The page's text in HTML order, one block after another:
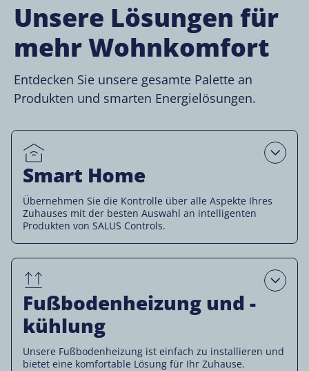
Unsere Lösungen für
mehr Wohnkomfort
Entdecken Sie unsere gesamte Palette an
Produkten und smarten Energielösungen.
Smart Home
Übernehmen Sie die Kontrolle über alle Aspekte Ihres
Zuhauses mit der besten Auswahl an intelligenten
Produkten von SALUS Controls.
Open
Fußbodenheizung und -
kühlung
Unsere Fußbodenheizung ist einfach zu installieren und
bietet eine komfortable Lösung für Ihr Zuhause.
Open